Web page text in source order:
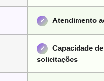
Atendimento
Capacidade
solicitações